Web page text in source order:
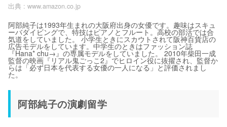
出典 : www.amazon.co.jp
阿部純子は1993年生まれの大阪府出身の女優です。趣味はスキュ
ーバダイビングで、特技はピアノとフルート。高校の部活では合
気道をしていました。 小学生ときにスカウトされて阪神百貨店の
広告モデルをしています。中学生のときはファッション誌
『Hana* chu→』の専属モデルをしていました。 2010年柴田一成
監督の映画『リアル鬼ごっこ2』でヒロイン役に抜擢され、監督か
らは「必ず日本を代表する女優の一人になる」と評価されまし
た。
阿部純子の演劇留学